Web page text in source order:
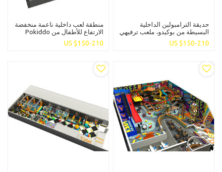
حديقة الترامبولين الداخلية
البسيطة من بوكيدو، ملعب ترفيهي
عائلي للأطفال والكبار
US $150-210
منطقة لعب داخلية ناعمة منخفضة
الارتفاع للأطفال من Pokiddo
Tech، مساحة لعب ممتعة ومسلية
TAG AREA
US $150-210